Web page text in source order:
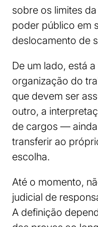
sobre os limites
poder público em
deslocamento de
De um lado, está
organização do
que devem ser
outro, a
de cargos —
transferir ao
escolha.
Até o momento,
judicial de
A definição